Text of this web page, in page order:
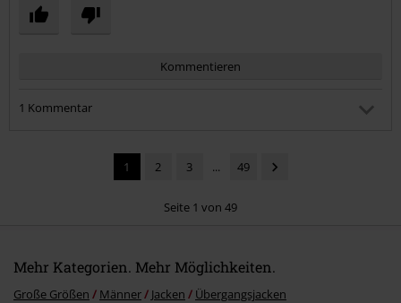
Kommentieren
1 Kommentar
Geschrieben am: Mittwoch, 01.03.2023 17:50:09
Also eher Winterjacke als Übergangsjacke?
1 2 3 ... 49
Seite 1 von 49
Mehr Kategorien. Mehr Möglichkeiten.
Große Größen Männer Jacken Übergangsjacken